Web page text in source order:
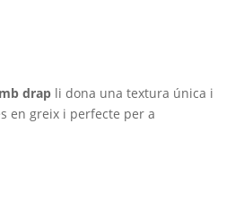
drap li dona una textura única i
en greix i perfecte per a